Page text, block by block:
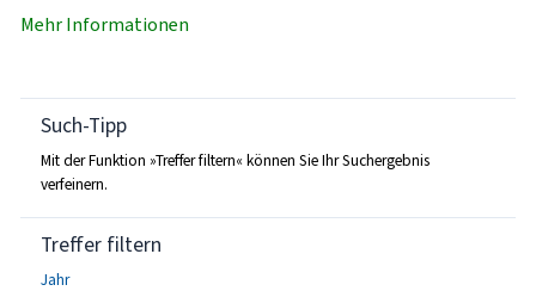
Mehr Informationen
Such-Tipp
Mit der Funktion »Treffer filtern« können Sie Ihr Suchergebnis
verfeinern.
Treffer filtern
Jahr